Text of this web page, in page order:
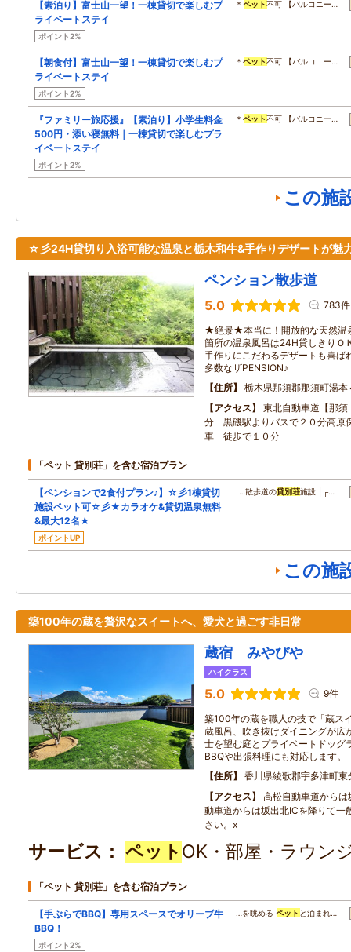
【素泊り】富士山一望！一棟貸切で楽しむプ
ライベートステイ
ポイント2%
＊ペット不可 【バルコニー…
【朝食付】富士山一望！一棟貸切で楽しむプ
ライベートステイ
ポイント2%
＊ペット不可 【バルコニー…
『ファミリー旅応援』【素泊り】小学生料金
500円・添い寝無料｜一棟貸切で楽しむプラ
イベートステイ
ポイント2%
＊ペット不可 【バルコニー…
この施
☆彡24H貸切り入浴可能な温泉と栃木和牛&手作りデザートが魅
ペンション散歩道
5.0 783件
★絶景★本当に！開放的な天然温
箇所の温泉風呂は24H貸しきりＯ
手作りにこだわるデザートも喜ば
多数なザPENSION♪
住所
栃木県那須郡那須町湯本
アクセス
東北自動車道【那
分 黒磯駅よりバスで２０分高原
車 徒歩で１０分
「ペット 貸別荘」を含む宿泊プラン
【ペンションで2食付プラン♪】☆彡1棟貸切
施設ペット可☆彡★カラオケ&貸切温泉無料
&最大12名★
ポイントUP
…散歩道の貸別荘施設 │┌…
この施
築100年の蔵を贅沢なスイートへ、愛犬と過ごす非日常
蔵宿 みやびや
ハイクラス
5.0 9件
築100年の蔵を職人の技で「蔵ス
蔵風呂、吹き抜けダイニングが広
士を望む庭とプライベートドッグ
BBQや出張料理にも対応します。
住所
香川県綾歌郡宇多津町東
アクセス
高松自動車道から
動車道からは坂出北ICを降りて一
さい。x
サービス ペット OK・部屋・ラウン
「ペット 貸別荘」を含む宿泊プラン
【手ぶらでBBQ】専用スペースでオリーブ牛
BBQ！
ポイント2%
…を眺めるペット と泊まれ…